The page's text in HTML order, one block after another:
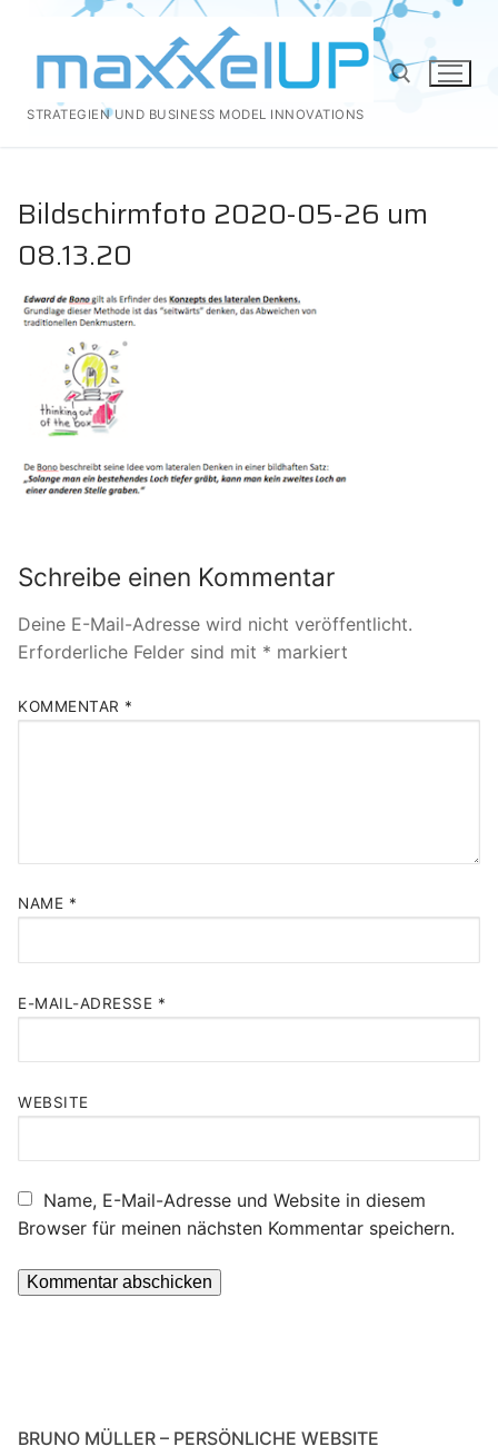
springen
STRATEGIEN UND BUSINESS MODEL INNOVATIONS
Bildschirmfoto 2020-05-26 um
08.13.20
Schreibe einen Kommentar
Deine E-Mail-Adresse wird nicht veröffentlicht.
Erforderliche Felder sind mit * markiert
KOMMENTAR *
NAME *
E-MAIL-ADRESSE *
WEBSITE
Name, E-Mail-Adresse und Website in diesem
Browser für meinen nächsten Kommentar speichern.
BRUNO MÜLLER – PERSÖNLICHE WEBSITE